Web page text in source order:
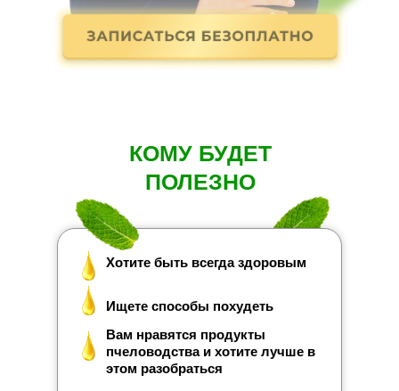
КОМУ БУДЕТ
ПОЛЕЗНО
Хотите быть всегда здоровым
Ищете способы похудеть
Вам нравятся продукты
пчеловодства и хотите лучше в
этом разобраться